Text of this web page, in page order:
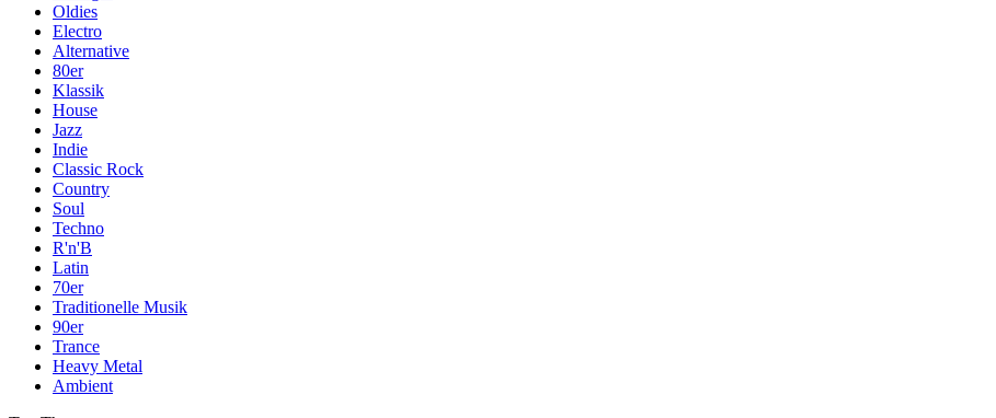
Oldies
Electro
Alternative
80er
Klassik
House
Jazz
Indie
Classic Rock
Country
Soul
Techno
R'n'B
Latin
70er
Traditionelle Musik
90er
Trance
Heavy Metal
Ambient